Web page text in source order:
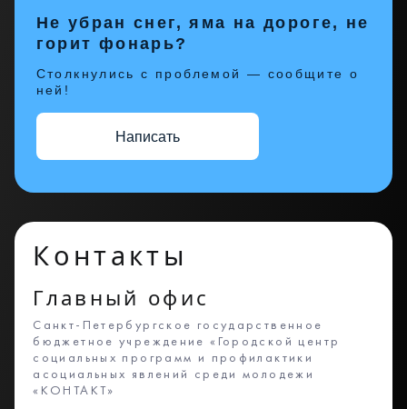
Не убран снег, яма на дороге, не
горит фонарь?
Столкнулись с проблемой — сообщите о
ней!
Написать
Контакты
Главный офис
Санкт-Петербургское государственное
бюджетное учреждение «Городской центр
социальных программ и профилактики
асоциальных явлений среди молодежи
«КОНТАКТ»